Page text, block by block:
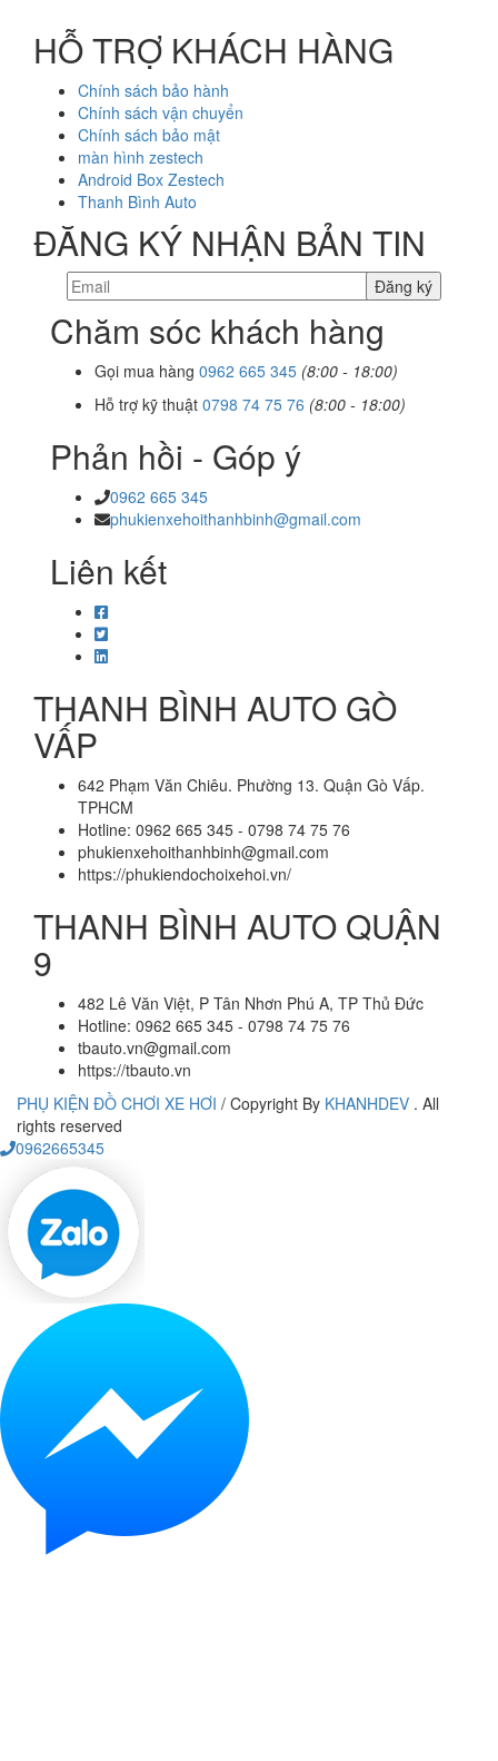
HỖ TRỢ KHÁCH HÀNG
Chính sách bảo hành
Chính sách vận chuyển
Chính sách bảo mật
màn hình zestech
Android Box Zestech
Thanh Bình Auto
ĐĂNG KÝ NHẬN BẢN TIN
Chăm sóc khách hàng
Gọi mua hàng 0962 665 345 (8:00 - 18:00)
Hỗ trợ kỹ thuật 0798 74 75 76 (8:00 - 18:00)
Phản hồi - Góp ý
0962 665 345
phukienxehoithanhbinh@gmail.com
Liên kết
THANH BÌNH AUTO GÒ
VẤP
642 Phạm Văn Chiêu. Phường 13. Quận Gò Vấp.
TPHCM
Hotline: 0962 665 345 - 0798 74 75 76
phukienxehoithanhbinh@gmail.com
https://phukiendochoixehoi.vn/
THANH BÌNH AUTO QUẬN
9
482 Lê Văn Việt, P Tân Nhơn Phú A, TP Thủ Đức
Hotline: 0962 665 345 - 0798 74 75 76
tbauto.vn@gmail.com
https://tbauto.vn
PHỤ KIỆN ĐỒ CHƠI XE HƠI / Copyright By KHANHDEV . All
rights reserved
0962665345